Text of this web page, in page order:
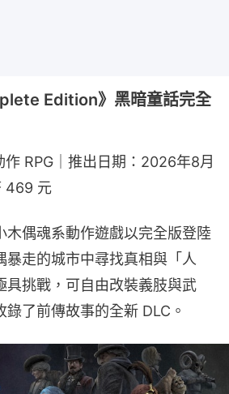
Edition》黑暗童話完全
RPG｜推出日期：2026年8月
469 元
木偶魂系動作遊戲以完全版登陸
暴走的城市中尋找真相與「人
具挑戰，可自由改裝義肢與武
了前傳故事的全新 DLC。